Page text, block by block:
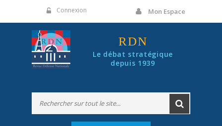
Connexion Mon Espace
RDN
Le débat stratégique
depuis 1939